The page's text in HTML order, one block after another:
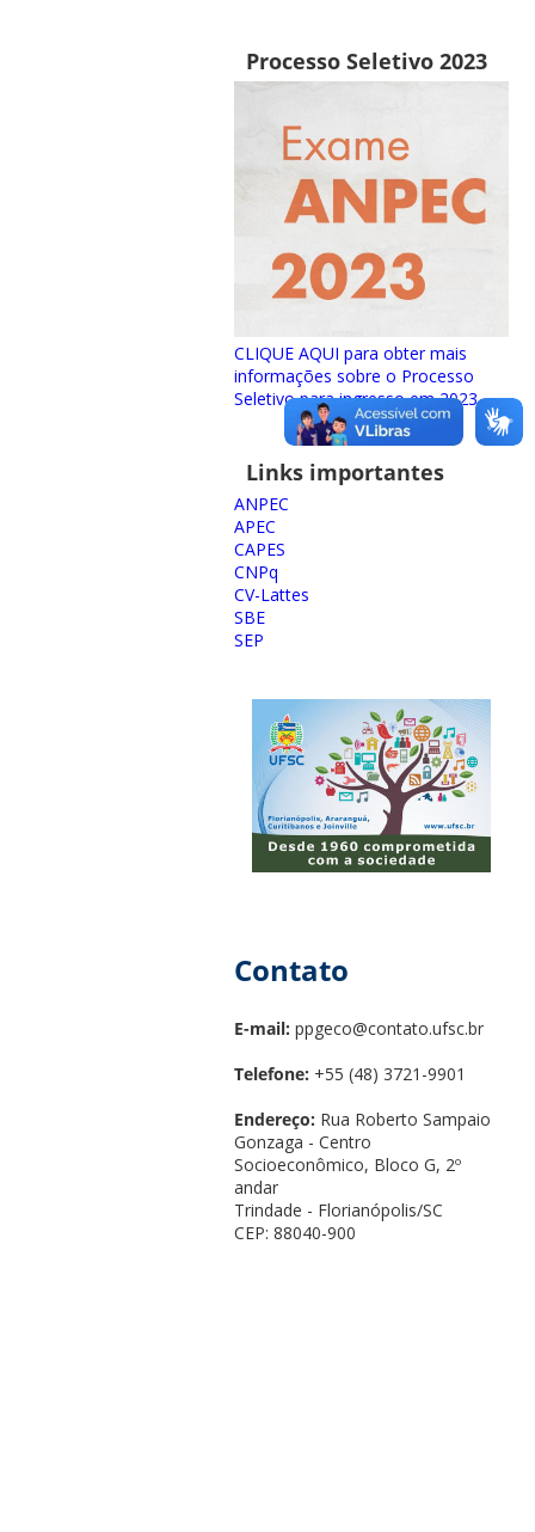
Processo Seletivo 2023
CLIQUE AQUI para obter mais
informações sobre o Processo
Seletivo para ingresso em 2023
Links importantes
ANPEC
APEC
CAPES
CNPq
CV-Lattes
SBE
SEP
Contato
E-mail: ppgeco@contato.ufsc.br
Telefone: +55 (48) 3721-9901
Endereço: Rua Roberto Sampaio
Gonzaga - Centro
Socioeconômico, Bloco G, 2º
andar
Trindade - Florianópolis/SC
CEP: 88040-900